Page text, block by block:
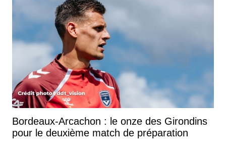
Bordeaux-Arcachon : le onze des Girondins
pour le deuxième match de préparation